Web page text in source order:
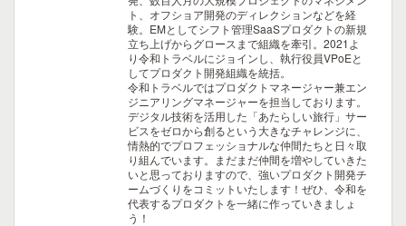
ト、オフショア開発のディレクションなどを経
験。EMとしてシフト管理SaaSプロダクトの新規
立ち上げからグロースまで組織を牽引。2021よ
り令和トラベルにジョインし、執行役員VPoEと
してプロダクト開発組織を統括。
令和トラベルではプロダクトマネージャー兼エン
ジニアリングマネージャーを担当しております。
デジタル技術を活用した「あたらしい旅行」サー
ビスをゼロから創るという大きなチャレンジに、
情熱的でプロフェッショナルな仲間たちと日々取
り組んでいます。まだまだ仲間を増やしていきた
いと思っておりますので、強いプロダクト開発チ
ームづくりをコミットいたします！ぜひ、令和を
代表するプロダクトを一緒に作っていきましょ
う！